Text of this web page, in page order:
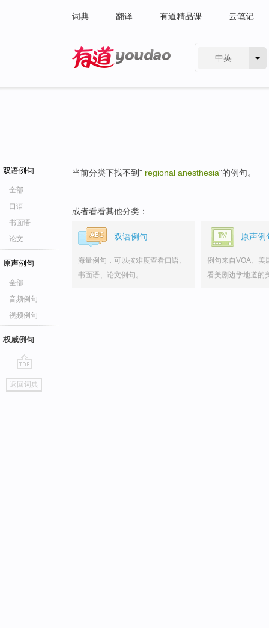
词典 翻译 有道精品课 云笔记
中英
双语例句
全部
口语
书面语
论文
原声例句
全部
音频例句
视频例句
权威例句
go
top
返回词典
当前分类下找不到" regional anesthesia"的例句。
或者看看其他分类：
双语例句
海量例句，可以按难度查看口语、
书面语、论文例句。
原声例
例句来自VOA、美
看美剧边学地道的